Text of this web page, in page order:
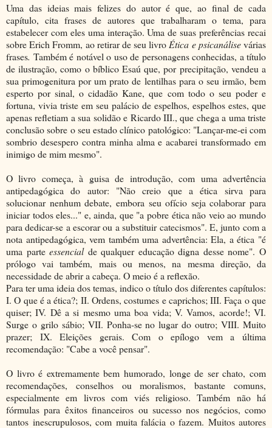
Uma das ideias mais felizes do autor é que, ao final de cada
capítulo, cita frases de autores que trabalharam o tema, para
estabelecer com eles uma interação. Uma de suas preferências recai
sobre Erich Fromm, ao retirar de seu livro Ética e psicanálisevárias
frases. Também é notável o uso de personagens conhecidas, a título
de ilustração, como o bíblico Esaú que, por precipitação, vendeu a
sua primogenitura por um prato de lentilhas para o seu irmão, bem
esperto por sinal, o cidadão Kane, que com todo o seu poder e
fortuna, vivia triste em seu palácio de espelhos, espelhos estes, que
apenas refletiam a sua solidão e Ricardo III., que chega a uma triste
conclusão sobre o seu estado clínico patológico: "Lançar-me-ei com
sombrio desespero contra minha alma e acabarei transformado em
inimigo de mim mesmo".
O livro começa, à guisa de introdução, com uma advertência
antipedagógica do autor: "Não creio que a ética sirva para
solucionar nenhum debate, embora seu ofício seja colaborar para
iniciar todos eles..." e, ainda, que "a pobre ética não veio ao mundo
para dedicar-se a escorar ou a substituir catecismos". E, junto com a
nota antipedagógica, vem também uma advertência: Ela, a ética "é
uma parteessencial de qualquer educação digna desse nome". O
prólogo vai também, mais ou menos, na mesma direção, da
necessidade de abrir a cabeça. O meio é a reflexão.
Para ter uma ideia dos temas, indico o título dos diferentes capítulos:
I. O que é a ética?; II. Ordens, costumes e caprichos; III. Faça o que
quiser; IV. Dê a si mesmo uma boa vida; V. Vamos, acorde!; VI.
Surge o grilo sábio; VII. Ponha-se no lugar do outro; VIII. Muito
prazer; IX. Eleições gerais. Com o epílogo vem a última
recomendação: "Cabe a você pensar".
O livro é extremamente bem humorado, longe de ser chato, com
recomendações, conselhos ou moralismos, bastante comuns,
especialmente em livros com viés religioso. Também não há
fórmulas para êxitos financeiros ou sucesso nos negócios, como
tantos inescrupulosos, com muita falácia o fazem. Muitos autores